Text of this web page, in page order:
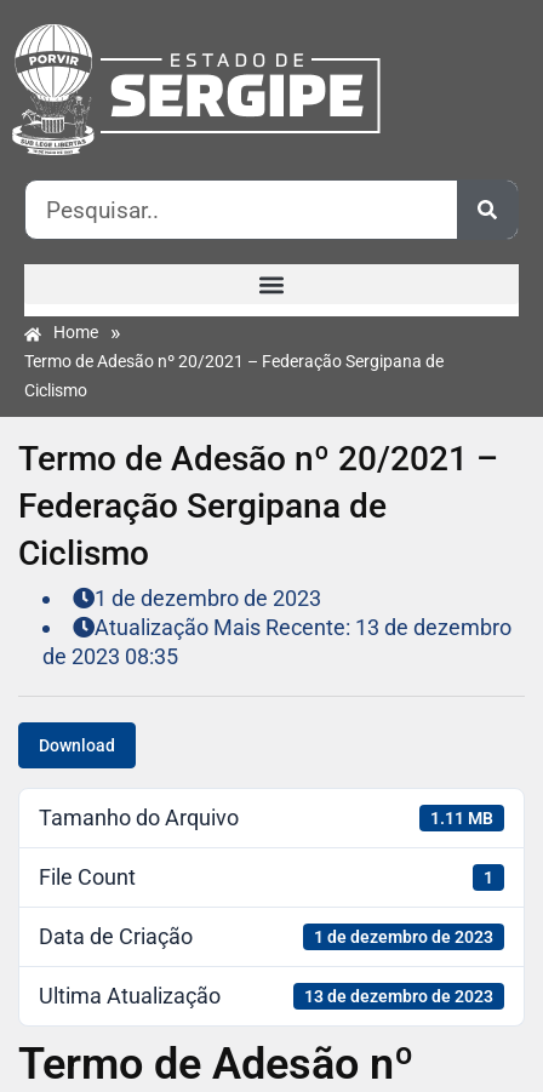
Home »
Termo de Adesão nº 20/2021 – Federação Sergipana de
Ciclismo
Termo de Adesão nº 20/2021 –
Federação Sergipana de
Ciclismo
1 de dezembro de 2023
Atualização Mais Recente: 13 de dezembro
de 2023 08:35
Download
Tamanho do Arquivo 1.11 MB
File Count 1
Data de Criação 1 de dezembro de 2023
Ultima Atualização 13 de dezembro de 2023
Termo de Adesão nº